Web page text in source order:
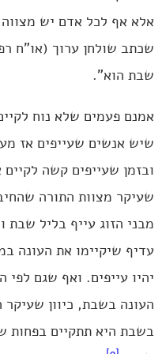
אלא אף לכל אדם יש
שכתב שולחן ערוך (או”ח
שבת הוא”.
אמנם פעמים שלא נוח
שיש אנשים שעייפים אז
ובזמן שעייפים קשה לקיים
שעיקר מצוות התורה
מבני הזוג עייף בליל
עדיף שיקיימו את העונה
יהיו עייפים. ואף שגם
העונה בשבת, כיוון
בשבת היא תתקיים בפחות